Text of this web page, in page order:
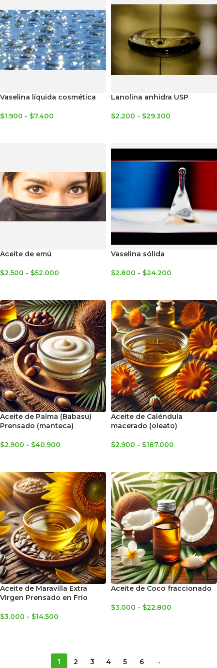
Vaselina líquida cosmética
$1.900 - $7.400
Lanolina anhidra USP
$2.200 - $29.300
Aceite de emú
$2.500 - $52.000
Vaselina sólida
$2.800 - $24.200
Aceite de Palma (Babasu)
Prensado (manteca)
$2.900 - $40.900
Aceite de Caléndula
macerado (oleato)
$2.900 - $187.000
Aceite de Maravilla Extra
Virgen Prensado en Frío
$3.000 - $14.500
Aceite de Coco fraccionado
$3.000 - $22.800
1 2 3 4 5 6 →